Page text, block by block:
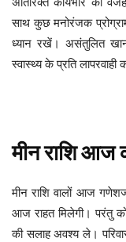
साथ कुछ मनोरंजक
ध्यान रखें। असंतुलित
स्वास्थ्य के प्रति
मीन राशि आज
मीन राशि वालों आज
आज राहत मिलेगी। परंतु
की सलाह अवश्य ले।